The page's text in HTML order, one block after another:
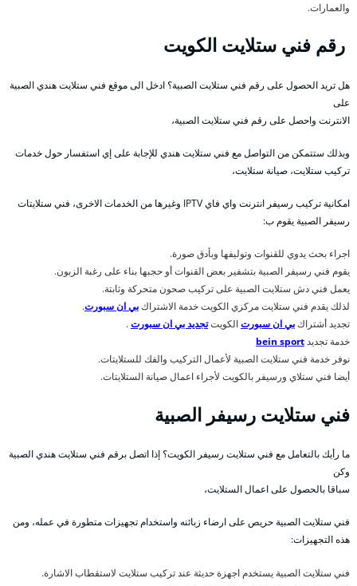
والعمارات.
رقم فني ستلايت الكويت
هل تريد الحصول على رقم فني ستلايت الصبية؟ ادخل الى موقع فني ستلايت هندي الصبية
على
الانترنت واحصل على رقم فني ستلايت الصبية،
وبذلك ستتمكن من التواصل مع فني ستلايت هندي للإجابة على إي استفسار حول خدمات
تركيب ستلايت، صيانة ستلايت،
امكانية تركيب رسيفر انترنت واي فاي IPTV وغيرها من الخدمات الاخرى، فني ستلايتات
رسيفر الصبية يقوم ب:
اجراء بحث يدوي للقنوات وتوليفها وبأدق صورة.
يقوم فني رسيفر الصبية بتشفير بعض القنوات أو حجبها بناء على رغبة الزبون.
يعمل فني دش ستلايت الصبية على تركيب صحون متحركة وثابتة.
لذلك يقدم فني ستلايت مركزي الكويت خدمة الاشتراكبي ان سبورت.
تجديد أشتراكبي ان سبورتالكويتتجديد بي ان سبورت.
خدمة تجديدbein sport
نوفر خدمة فني ستلايت الصبية لأعمال التركيب والفك للستلايتات.
أيضا فني ستلاي ورسيفر بالكويت لأجراء اعمال صيانة الستلايتات.
فني ستلايت رسيفر الصبية
ما رأيك بالتعامل مع فني ستلايت رسيفر الكويت؟ إذا اتصل برقم فني ستلايت هندي الصبية
وكن
سباقا بالحصول على اعمال الستلايت،
فني ستلايت الصبية حريص على ارضاء زبائنه واستخدام تجهيزات متطورة في عمله، ومن
هذه التجهيزات:
فني ستلايت الصبية يستخدم اجهزة حديثة عند تركيب ستلايت لاستقطاب الاشارة.